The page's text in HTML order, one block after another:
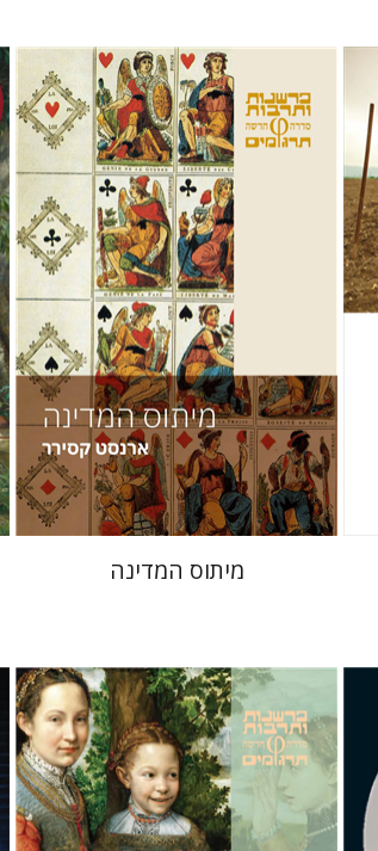
ארנסט קסירר
חילי (יחיאל) אטיה
הנחת אתר ספר מודפס
$42
$38
מיתוס המדינה
יוהאן האוזינחה
יניב חג'בי